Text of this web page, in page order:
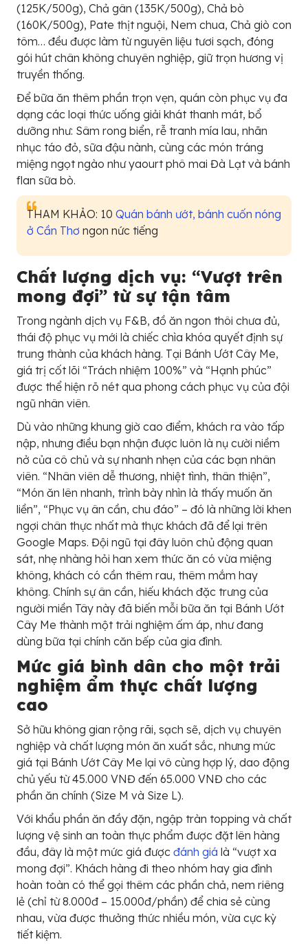
(125K/500g), Chả gân (135K/500g), Chả bò
(160K/500g), Pate thịt nguội, Nem chua, Chả giò con
tôm… đều được làm từ nguyên liệu tươi sạch, đóng
gói hút chân không chuyên nghiệp, giữ trọn hương vị
truyền thống.
Để bữa ăn thêm phần trọn vẹn, quán còn phục vụ đa
dạng các loại thức uống giải khát thanh mát, bổ
dưỡng như: Sâm rong biển, rễ tranh mía lau, nhãn
nhục táo đỏ, sữa đậu nành, cùng các món tráng
miệng ngọt ngào như yaourt phô mai Đà Lạt và bánh
flan sữa bò.
THAM KHẢO: 10 Quán bánh ướt, bánh cuốn nóng
ở Cần Thơ ngon nức tiếng
Chất lượng dịch vụ: “Vượt trên
mong đợi” từ sự tận tâm
Trong ngành dịch vụ F&B, đồ ăn ngon thôi chưa đủ,
thái độ phục vụ mới là chiếc chìa khóa quyết định sự
trung thành của khách hàng. Tại Bánh Ướt Cây Me,
giá trị cốt lõi “Trách nhiệm 100%” và “Hạnh phúc”
được thể hiện rõ nét qua phong cách phục vụ của đội
ngũ nhân viên.
Dù vào những khung giờ cao điểm, khách ra vào tấp
nập, nhưng điều bạn nhận được luôn là nụ cười niềm
nở của cô chủ và sự nhanh nhẹn của các bạn nhân
viên. “Nhân viên dễ thương, nhiệt tình, thân thiện”,
“Món ăn lên nhanh, trình bày nhìn là thấy muốn ăn
liền”, “Phục vụ ân cần, chu đáo” – đó là những lời khen
ngợi chân thực nhất mà thực khách đã để lại trên
Google Maps. Đội ngũ tại đây luôn chủ động quan
sát, nhẹ nhàng hỏi han xem thức ăn có vừa miệng
không, khách có cần thêm rau, thêm mắm hay
không. Chính sự ân cần, hiếu khách đặc trưng của
người miền Tây này đã biến mỗi bữa ăn tại Bánh Ướt
Cây Me thành một trải nghiệm ấm áp, như đang
dùng bữa tại chính căn bếp của gia đình.
Mức giá bình dân cho một trải
nghiệm ẩm thực chất lượng
cao
Sở hữu không gian rộng rãi, sạch sẽ, dịch vụ chuyên
nghiệp và chất lượng món ăn xuất sắc, nhưng mức
giá tại Bánh Ướt Cây Me lại vô cùng hợp lý, dao động
chủ yếu từ 45.000 VNĐ đến 65.000 VNĐ cho các
phần ăn chính (Size M và Size L).
Với khẩu phần ăn đầy đặn, ngập tràn topping và chất
lượng vệ sinh an toàn thực phẩm được đặt lên hàng
đầu, đây là một mức giá được đánh giá là “vượt xa
mong đợi”. Khách hàng đi theo nhóm hay gia đình
hoàn toàn có thể gọi thêm các phần chả, nem riêng
lẻ (chỉ từ 8.000đ – 15.000đ/phần) để chia sẻ cùng
nhau, vừa được thưởng thức nhiều món, vừa cực kỳ
tiết kiệm.